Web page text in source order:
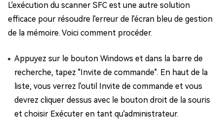
L'exécution du scanner SFC est une autre solution
efficace pour résoudre l'erreur de l'écran bleu de gestion
de la mémoire. Voici comment procéder.
Appuyez sur le bouton Windows et dans la barre de
recherche, tapez "Invite de commande". En haut de la
liste, vous verrez l'outil Invite de commande et vous
devrez cliquer dessus avec le bouton droit de la souris
et choisir Exécuter en tant qu'administrateur.